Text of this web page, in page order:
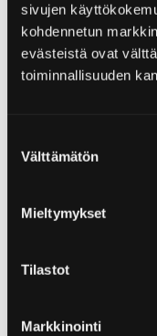
sivujen
kohdennetun
evästeistä ovat
toiminnallisuuden
valinta
Välttämätön
Mieltymykset
Tilastot
Markkinointi
Ge dig ut på en
skärgårdsvägar till